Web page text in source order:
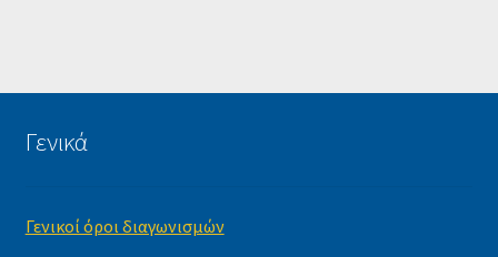
Γενικά
Γενικοί όροι διαγωνισμών